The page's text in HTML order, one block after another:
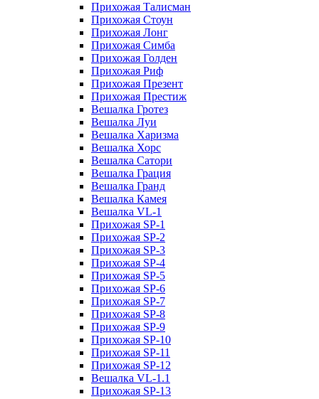
Прихожая Талисман
Прихожая Стоун
Прихожая Лонг
Прихожая Симба
Прихожая Голден
Прихожая Риф
Прихожая Презент
Прихожая Престиж
Вешалка Гротез
Вешалка Луи
Вешалка Харизма
Вешалка Хорс
Вешалка Сатори
Вешалка Грация
Вешалка Гранд
Вешалка Камея
Вешалка VL-1
Прихожая SP-1
Прихожая SP-2
Прихожая SP-3
Прихожая SP-4
Прихожая SP-5
Прихожая SP-6
Прихожая SP-7
Прихожая SP-8
Прихожая SP-9
Прихожая SP-10
Прихожая SP-11
Прихожая SP-12
Вешалка VL-1.1
Прихожая SP-13